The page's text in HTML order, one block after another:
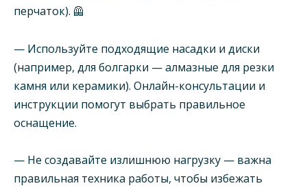
перчаток). 🦺
— Используйте подходящие насадки и диски
(например, для болгарки — алмазные для резки
камня или керамики). Онлайн-консультации и
инструкции помогут выбрать правильное
оснащение.
— Не создавайте излишнюю нагрузку — важна
правильная техника работы, чтобы избежать